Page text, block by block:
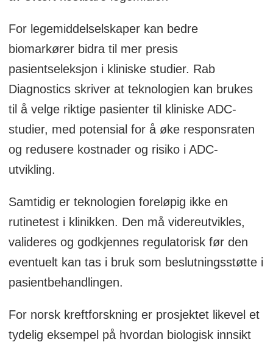
For legemiddelselskaper kan bedre
biomarkører bidra til mer presis
pasientseleksjon i kliniske studier. Rab
Diagnostics skriver at teknologien kan brukes
til å velge riktige pasienter til kliniske ADC-
studier, med potensial for å øke responsraten
og redusere kostnader og risiko i ADC-
utvikling.
Samtidig er teknologien foreløpig ikke en
rutinetest i klinikken. Den må videreutvikles,
valideres og godkjennes regulatorisk før den
eventuelt kan tas i bruk som beslutningsstøtte i
pasientbehandlingen.
For norsk kreftforskning er prosjektet likevel et
tydelig eksempel på hvordan biologisk innsikt